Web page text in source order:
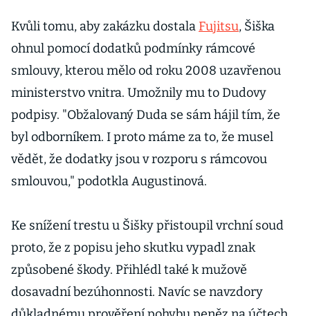
Fujitsu šest let
natvrdo
Kvůli tomu, aby zakázku dostala Fujitsu, Šiška
ohnul pomocí dodatků podmínky rámcové
smlouvy, kterou mělo od roku 2008 uzavřenou
ministerstvo vnitra. Umožnily mu to Dudovy
podpisy. "Obžalovaný Duda se sám hájil tím, že
byl odborníkem. I proto máme za to, že musel
vědět, že dodatky jsou v rozporu s rámcovou
smlouvou," podotkla Augustinová.
Ke snížení trestu u Šišky přistoupil vrchní soud
proto, že z popisu jeho skutku vypadl znak
způsobené škody. Přihlédl také k mužově
dosavadní bezúhonnosti. Navíc se navzdory